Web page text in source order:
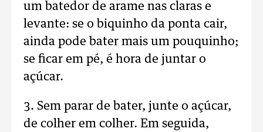
um batedor de arame nas claras e
levante: se o biquinho da ponta cair,
ainda pode bater mais um pouquinho;
se ficar em pé, é hora de juntar o
açúcar.
3. Sem parar de bater, junte o açúcar,
de colher em colher. Em seguida,